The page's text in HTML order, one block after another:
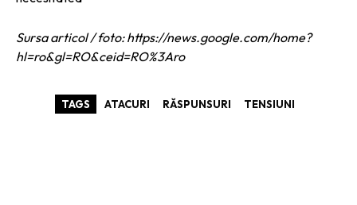
Sursa articol / foto: https://news.google.com/home?
hl=ro&gl=RO&ceid=RO%3Aro
TAGS ATACURI RĂSPUNSURI TENSIUNI